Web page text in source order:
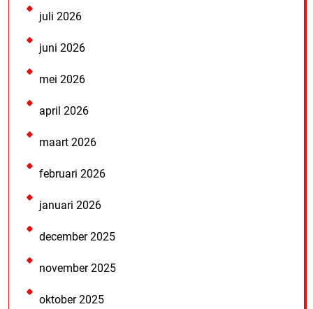
juli 2026
juni 2026
mei 2026
april 2026
maart 2026
februari 2026
januari 2026
december 2025
november 2025
oktober 2025